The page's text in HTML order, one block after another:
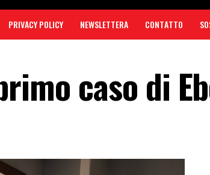
PRIVACY POLICY NEWSLETTERA CONTATTO
caso di